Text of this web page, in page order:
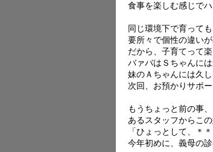
食事を楽しむ感じで
同じ環境下で育っても
要所々で個性の違い
だから、子育てって楽
バァバはＳちゃんに
妹のＡちゃんには久
次回、お預かりサポ
もうちょっと前の事、
あるスタッフからこ
「ひょっとして、＊
今年初めに、義母の